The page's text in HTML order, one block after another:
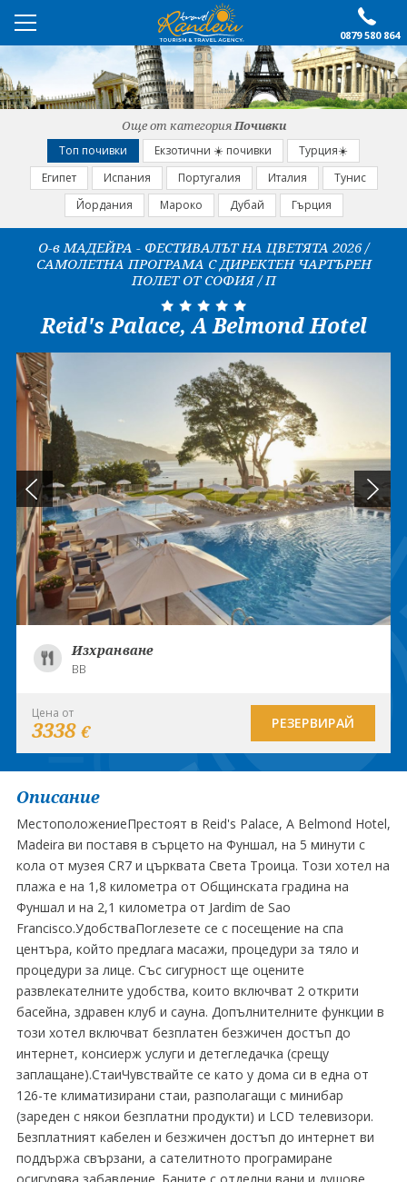
0879 580 864
ПРЕПОРЪЧАНО
ЕКСКУРЗИИ
ПОЧИВКИ
За нас
Форма за запитване
Контакти
Условия за записване
Документи
ПОСЛЕДВАЙТЕ НИ
Още от категорияПочивки
Топ почивки Екзотични ☀️ почивки
Турция☀️
Египет
Испания Португалия Италия
Тунис
Йордания
Мароко Дубай Гърция
О-в МАДЕЙРА - ФЕСТИВАЛЪТ НА ЦВЕТЯТА 2026 /
САМОЛЕТНА ПРОГРАМА С ДИРЕКТЕН ЧАРТЪРЕН
ПОЛЕТ ОТ СОФИЯ / П
Reid's Palace, A Belmond Hotel
Изхранване
BB
РЕЗЕРВИРАЙ
Цена от
3338 €
Описание
МестоположениеПрестоят в Reid's Palace, A Belmond Hotel,
Madeira ви поставя в сърцето на Фуншал, на 5 минути с
кола от музея CR7 и църквата Света Троица. Този хотел на
плажа е на 1,8 километра от Общинската градина на
Фуншал и на 2,1 километра от Jardim de Sao
Francisco.УдобстваПоглезете се с посещение на спа
центъра, който предлага масажи, процедури за тяло и
процедури за лице. Със сигурност ще оцените
развлекателните удобства, които включват 2 открити
басейна, здравен клуб и сауна. Допълнителните функции в
този хотел включват безплатен безжичен достъп до
интернет, консиерж услуги и детегледачка (срещу
заплащане).СтаиЧувствайте се като у дома си в една от
126-те климатизирани стаи, разполагащи с минибар
(зареден с някои безплатни продукти) и LCD телевизори.
Безплатният кабелен и безжичен достъп до интернет ви
поддържа свързани, а сателитното програмиране